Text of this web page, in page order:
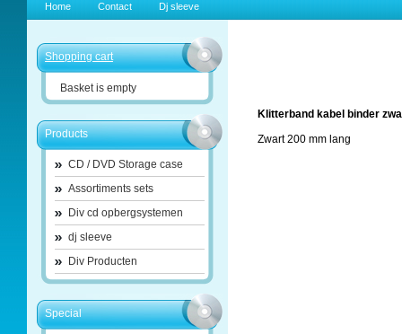
Home Contact Dj sleeve
Shopping cart
Basket is empty
Products
CD / DVD Storage case
Assortiments sets
Div cd opbergsystemen
dj sleeve
Div Producten
Special
Klitterband kabel binder
Zwart 200 mm lang